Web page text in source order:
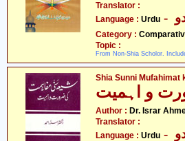
Translator :
Language : Urdu
Category :
Topic :
From Non-Shia Scholor.
Shia Sunni Mufahimat
Author : Dr. Israr
Translator :
Language : Urdu